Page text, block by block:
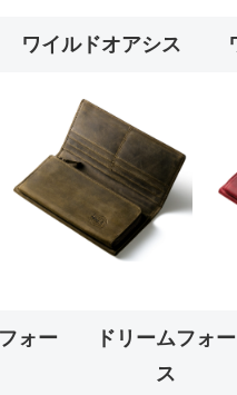
ワイルドオアシス
ォー
ドリームフォー
ス